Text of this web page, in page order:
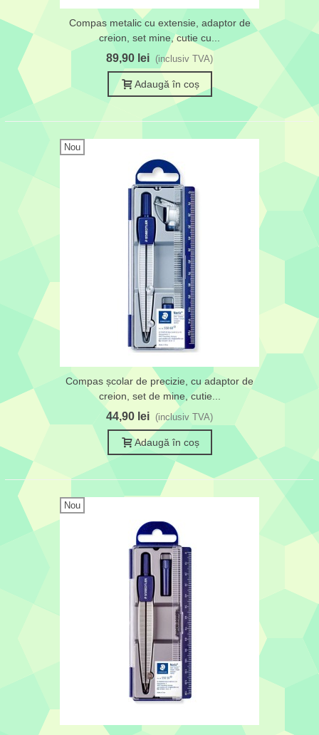
Compas metalic cu extensie, adaptor de
creion, set mine, cutie cu...
89,90 lei (inclusiv TVA)
Adaugă în coș
Nou
Compas școlar de precizie, cu adaptor de
creion, set de mine, cutie...
44,90 lei (inclusiv TVA)
Adaugă în coș
Nou